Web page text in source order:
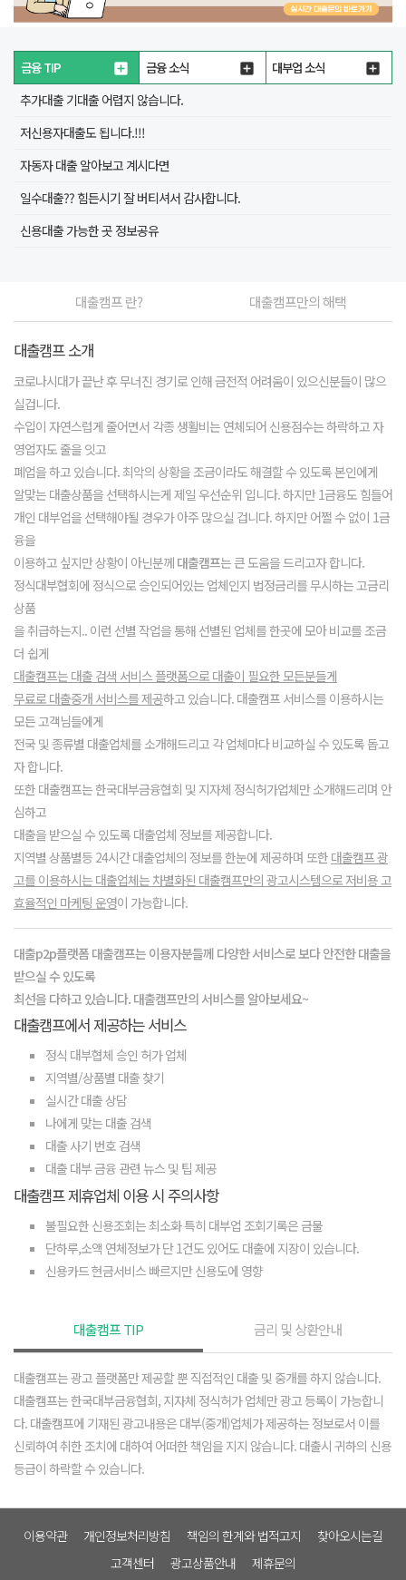
금융 TIP 금융 소식
대부업 소식
추가대출 기대출 어렵지 않습니다.
저신용자대출도 됩니다.!!!
자동자 대출 알아보고 계시다면
일수대출?? 힘든시기 잘 버티셔서 감사합니다.
신용대출 가능한 곳 정보공유
대출캠프 란? 대출캠프만의 해택
대출캠프 소개
코로나시대가 끝난 후 무너진 경기로 인해 금전적 어려움이 있으신분들이 많으
실겁니다.
수입이 자연스럽게 줄어면서 각종 생활비는 연체되어 신용점수는 하락하고 자
영업자도 줄을 잇고
폐업을 하고 있습니다. 최악의 상황을 조금이라도 해결할 수 있도록 본인에게
알맞는 대출상품을 선택하시는게 제일 우선순위 입니다. 하지만 1금융도 힘들어
개인 대부업을 선택해야될 경우가 아주 많으실 겁니다. 하지만 어쩔 수 없이 1금
융을
이용하고 싶지만 상황이 아닌분께 대출캠프는 큰 도움을 드리고자 합니다.
정식대부협회에 정식으로 승인되어있는 업체인지 법정금리를 무시하는 고금리
상품
을 취급하는지.. 이런 선별 작업을 통해 선별된 업체를 한곳에 모아 비교를 조금
더 쉽게
대출캠프는 대출 검색 서비스 플랫폼으로 대출이 필요한 모든분들게
무료로 대출중개 서비스를 제공하고 있습니다. 대출캠프 서비스를 이용하시는
모든 고객님들에게
전국 및 종류별 대출업체를 소개해드리고 각 업체마다 비교하실 수 있도록 돕고
자 합니다.
또한 대출캠프는 한국대부금융협회 및 지자체 정식허가업체만 소개해드리며 안
심하고
대출을 받으실 수 있도록 대출업체 정보를 제공합니다.
지역별 상품별등 24시간 대출업체의 정보를 한눈에 제공하며 또한 대출캠프 광
고를 이용하시는 대출업체는 차별화된 대출캠프만의 광고시스템으로 저비용 고
효율적인 마케팅 운영이 가능합니다.
대출p2p플랫폼 대출캠프는 이용자분들께 다양한 서비스로 보다 안전한 대출을
받으실 수 있도록
최선을 다하고 있습니다. 대출캠프만의 서비스를 알아보세요~
대출캠프에서 제공하는 서비스
정식 대부협체 승인 허가 업체
지역별/상품별 대출 찾기
실시간 대출 상담
나에게 맞는 대출 검색
대출 사기 번호 검색
대출 대부 금융 관련 뉴스 및 팁 제공
대출캠프 제휴업체 이용 시 주의사항
불필요한 신용조회는 최소화 특히 대부업 조회기록은 금물
단하루,소액 연체정보가 단 1건도 있어도 대출에 지장이 있습니다.
신용카드 현금서비스 빠르지만 신용도에 영향
대출캠프 TIP 금리 및 상환안내
대출캠프는 광고 플랫폼만 제공할 뿐 직접적인 대출 및 중개를 하지 않습니다.
대출캠프는 한국대부금융협회, 지자체 정식허가 업체만 광고 등록이 가능합니
다. 대출캠프에 기재된 광고내용은 대부(중개)업체가 제공하는 정보로서 이를
신뢰하여 취한 조치에 대하여 어떠한 책임을 지지 않습니다. 대출시 귀하의 신용
등급이 하락할 수 있습니다.
이용약관 개인정보처리방침 책임의 한계와 법적고지
찾아오시는길
고객센터
광고상품안내 제휴문의